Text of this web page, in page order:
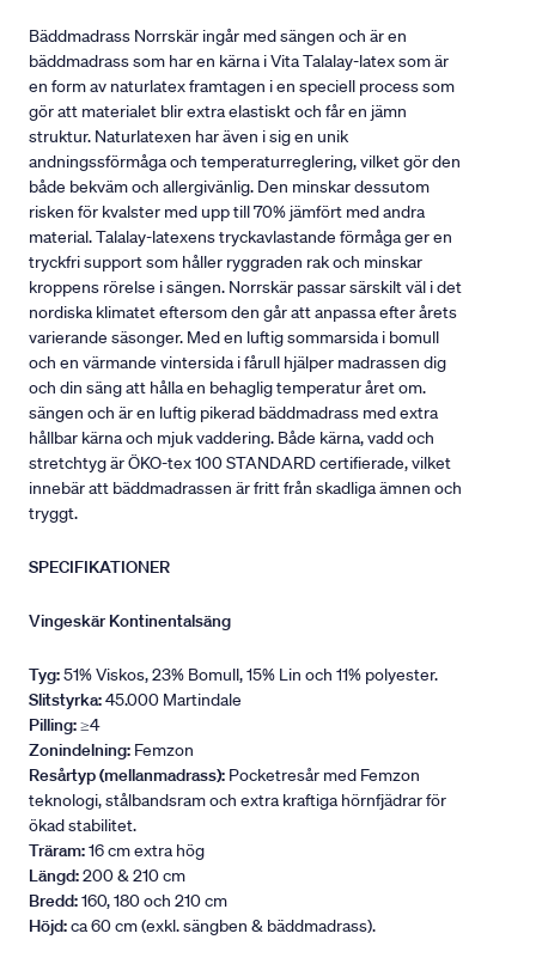
Bäddmadrass Norrskär ingår med sängen och är en
bäddmadrass som har en kärna i Vita Talalay-latex som är
en form av naturlatex framtagen i en speciell process som
gör att materialet blir extra elastiskt och får en jämn
struktur. Naturlatexen har även i sig en unik
andningssförmåga och temperaturreglering, vilket gör den
både bekväm och allergivänlig. Den minskar dessutom
risken för kvalster med upp till 70% jämfört med andra
material. Talalay-latexens tryckavlastande förmåga ger en
tryckfri support som håller ryggraden rak och minskar
kroppens rörelse i sängen. Norrskär passar särskilt väl i det
nordiska klimatet eftersom den går att anpassa efter årets
varierande säsonger. Med en luftig sommarsida i bomull
och en värmande vintersida i fårull hjälper madrassen dig
och din säng att hålla en behaglig temperatur året om.
sängen och är en luftig pikerad bäddmadrass med extra
hållbar kärna och mjuk vaddering. Både kärna, vadd och
stretchtyg är ÖKO-tex 100 STANDARD certifierade, vilket
innebär att bäddmadrassen är fritt från skadliga ämnen och
tryggt.
SPECIFIKATIONER
Vingeskär Kontinentalsäng
Tyg:51% Viskos, 23% Bomull, 15% Lin och 11% polyester.
Slitstyrka:45.000 Martindale
Pilling:≥4
Zonindelning: Femzon
Resårtyp (mellanmadrass): Pocketresår med Femzon
teknologi, stålbandsram och extra kraftiga hörnfjädrar för
ökad stabilitet.
Träram:16 cm extra hög
Längd:200 & 210 cm
Bredd:160, 180 och 210 cm
Höjd:ca 60 cm (exkl. sängben & bäddmadrass).